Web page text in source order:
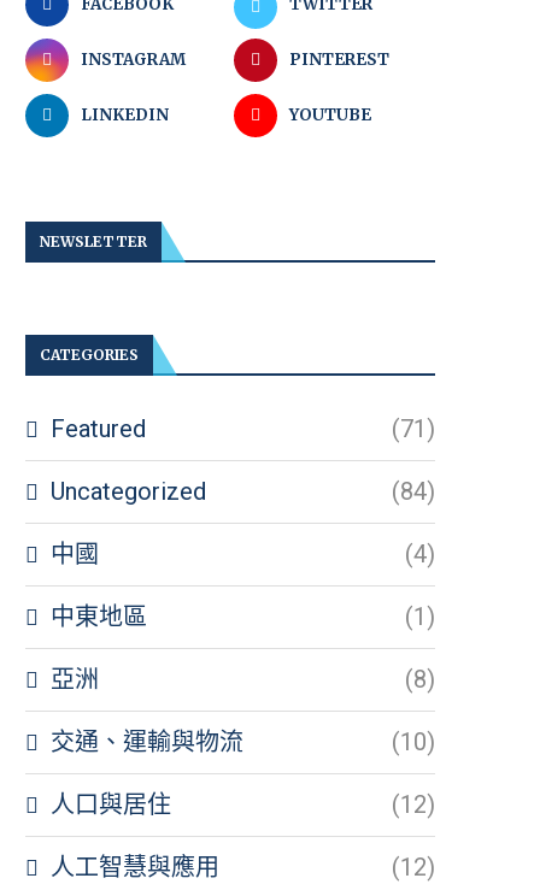
FACEBOOK TWITTER
INSTAGRAM PINTEREST
LINKEDIN YOUTUBE
NEWSLETTER
CATEGORIES
Featured (71)
Uncategorized (84)
中國 (4)
中東地區 (1)
亞洲 (8)
交通、運輸與物流 (10)
人口與居住 (12)
人工智慧與應用 (12)